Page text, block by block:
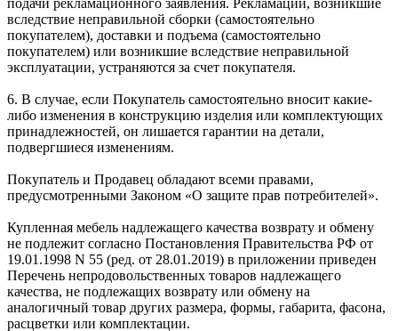
подачи рекламационного заявления. Рекламации, возникшие
вследствие неправильной сборки (самостоятельно
покупателем), доставки и подъема (самостоятельно
покупателем) или возникшие вследствие неправильной
эксплуатации, устраняются за счет покупателя.
6. В случае, если Покупатель самостоятельно вносит какие-
либо изменения в конструкцию изделия или комплектующих
принадлежностей, он лишается гарантии на детали,
подвергшиеся изменениям.
Покупатель и Продавец обладают всеми правами,
предусмотренными Законом «О защите прав потребителей».
Купленная мебель надлежащего качества возврату и обмену
не подлежит согласно Постановления Правительства РФ от
19.01.1998 N 55 (ред. от 28.01.2019) в приложении приведен
Перечень непродовольственных товаров надлежащего
качества, не подлежащих возврату или обмену на
аналогичный товар других размера, формы, габарита, фасона,
расцветки или комплектации.